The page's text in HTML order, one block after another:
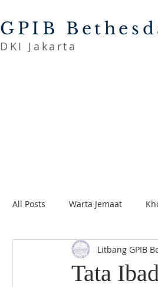
GPIB
DKI Jakarta
All Posts Warta Jemaat
Tata
Litbang GPIB